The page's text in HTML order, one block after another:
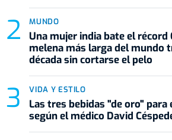
MUNDO
Una mujer india bate el récord
melena más larga del mundo
década sin cortarse el pelo
VIDA Y ESTILO
Las tres bebidas "de oro" para
según el médico David